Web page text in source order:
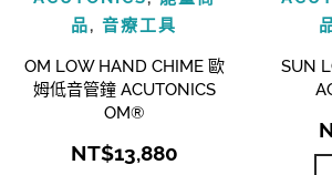
品, 音療工具
OM LOW HAND CHIME 歐
姆低音管鐘 ACUTONICS
OM®
NT$13,880
SUN